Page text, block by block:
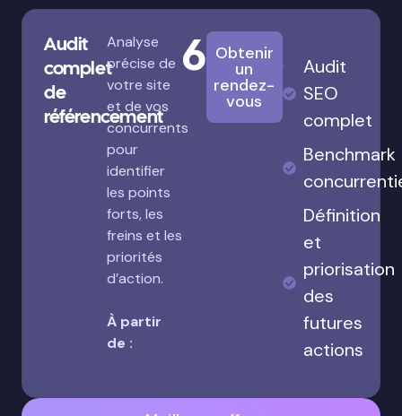
Audit
complet
de
référencement
Analyse
précise de
votre site
et de vos
concurrents
pour
identifier
les points
forts, les
freins et les
priorités
d’action.
À partir
de :
680€
Obtenir
un
rendez-
vous
Audit
SEO
complet
Benchmark
Définition
et
priorisation
des
futures
actions